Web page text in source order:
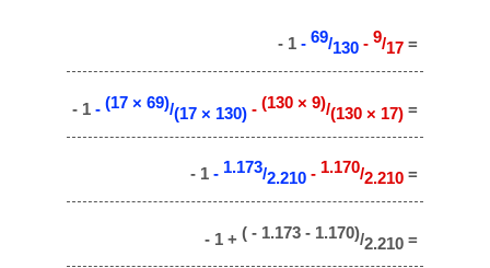
- 1 - 69/130 - 9/17 =
- 1 - (17 × 69)/(17 × 130) - (130 × 9)/(130 × 17) =
- 1 - 1.173/2.210 - 1.170/2.210 =
- 1 + ( - 1.173 - 1.170)/2.210 =